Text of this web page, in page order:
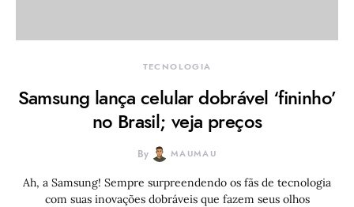
TECNOLOGIA
Samsung lança celular dobrável ‘fininho’
no Brasil; veja preços
By MAUMAU
Ah, a Samsung! Sempre surpreendendo os fãs de tecnologia
com suas inovações dobráveis que fazem seus olhos